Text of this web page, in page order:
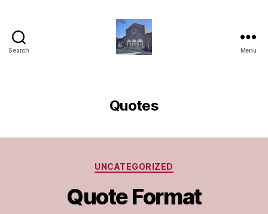
Search
Parish
Menu
Quotes
Categories
UNCATEGORIZED
Quote Format